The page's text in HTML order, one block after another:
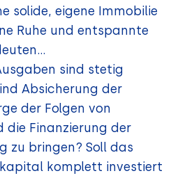
solide, eigene Immobilie
Ruhe und entspannte
sind stetig
Absicherung der
der Folgen von
Finanzierung der
zu bringen? Soll das
komplett investiert